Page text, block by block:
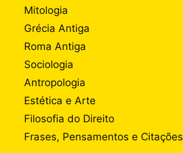
Mitologia
Grécia Antiga
Roma Antiga
Sociologia
Antropologia
Estética e Arte
Filosofia do Direito
Frases, Pensamentos e Citações